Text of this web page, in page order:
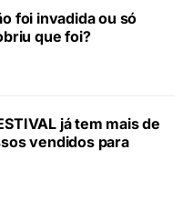
foi invadida ou só
que foi?
já tem mais de
vendidos para